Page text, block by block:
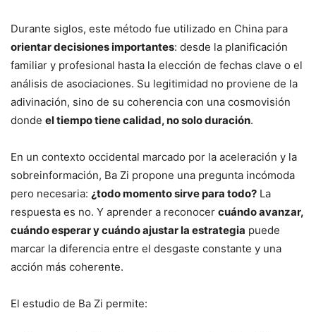
Durante siglos, este método fue utilizado en China para
orientar decisiones importantes: desde la planificación
familiar y profesional hasta la elección de fechas clave o el
análisis de asociaciones. Su legitimidad no proviene de la
adivinación, sino de su coherencia con una cosmovisión
donde el tiempo tiene calidad, no solo duración.
En un contexto occidental marcado por la aceleración y la
sobreinformación, Ba Zi propone una pregunta incómoda
pero necesaria: ¿todo momento sirve para todo? La
respuesta es no. Y aprender a reconocer cuándo avanzar,
cuándo esperar y cuándo ajustar la estrategia puede
marcar la diferencia entre el desgaste constante y una
acción más coherente.
El estudio de Ba Zi permite: